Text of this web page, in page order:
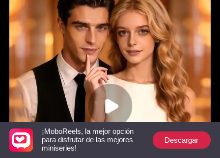
¡MoboReels, la mejor opción
para disfrutar de las mejores
miniseries!
Descargar